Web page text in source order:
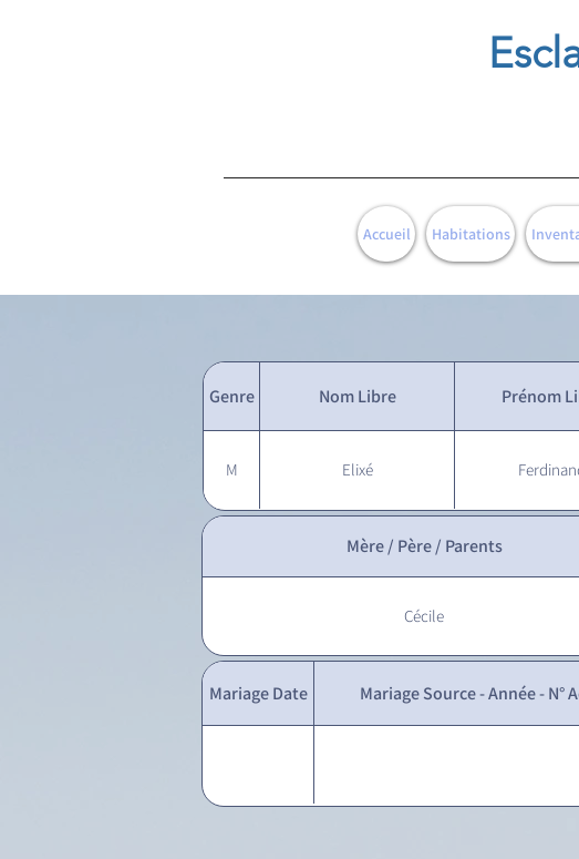
Accueil Habitations
Genre Nom Libre Prénom
M Elixé
Mère / Père / Parents
Cécile
Mariage Date Mariage Source - Année - N°